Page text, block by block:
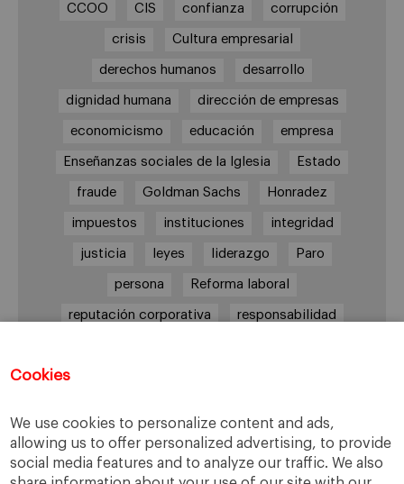
Cookies
We use cookies to personalize content and ads,
allowing us to offer personalized advertising, to provide
social media features and to analyze our traffic. We also
CCOO CIS confianza corrupción
crisis Cultura empresarial
derechos humanos desarrollo
dignidad humana dirección de empresas
economicismo educación empresa
Enseñanzas sociales de la Iglesia Estado
fraude Goldman Sachs Honradez
impuestos instituciones integridad
justicia leyes liderazgo Paro
persona Reforma laboral
reputación corporativa responsabilidad
transparencia UGT Valores veracidad
virtudes Ética ética de la banca